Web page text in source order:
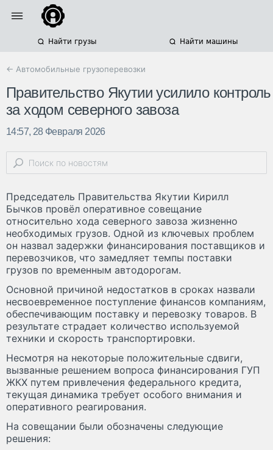
Найти грузы Найти машины
← Автомобильные грузоперевозки
Правительство Якутии усилило контроль
за ходом северного завоза
14:57, 28 Февраля 2026
Председатель Правительства Якутии Кирилл
Бычков провёл оперативное совещание
относительно хода северного завоза жизненно
необходимых грузов. Одной из ключевых проблем
он назвал задержки финансирования поставщиков и
перевозчиков, что замедляет темпы поставки
грузов по временным автодорогам.
Основной причиной недостатков в сроках назвали
несвоевременное поступление финансов компаниям,
обеспечивающим поставку и перевозку товаров. В
результате страдает количество используемой
техники и скорость транспортировки.
Несмотря на некоторые положительные сдвиги,
вызванные решением вопроса финансирования ГУП
ЖКХ путем привлечения федерального кредита,
текущая динамика требует особого внимания и
оперативного реагирования.
На совещании были обозначены следующие
решения: